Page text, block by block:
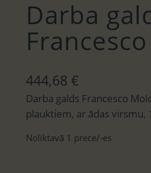
Darba
444,68 €
Darba galds Francesco
plauktiem, ar ādas virsmu,
Noliktavā 1 prece/-es